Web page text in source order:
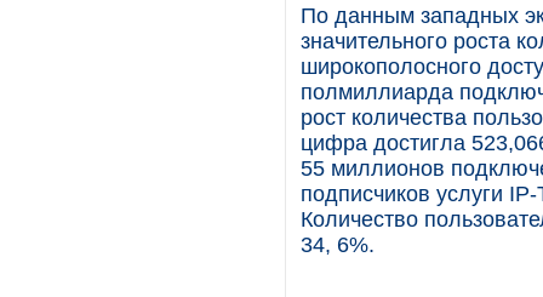
По данным западных
значительного роста
широкополосного
полмиллиарда
рост количества
цифра достигла
55 миллионов
подписчиков услуги
Количество
34, 6%.